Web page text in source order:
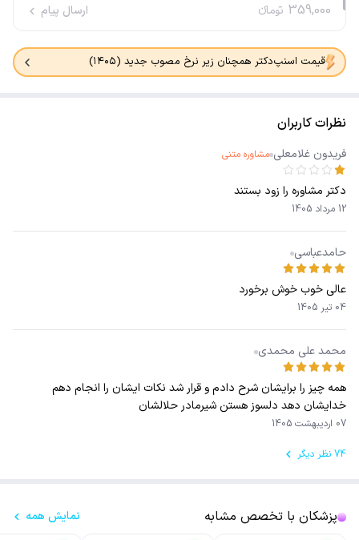
359,000 تومانء ارسال پیام
قیمت اسنپ‌دکتر همچنان زیر نرخ مصوب جدید (۱۴۰۵)
نظرات کاربران
فریدون غلامعلی مشاوره متنی
دکتر مشاوره را زود بستند
12 مرداد 1405
حامدعباسی
عالی خوب خوش برخورد
04 تیر 1405
محمد علی محمدی
همه چیز را برایشان شرح دادم و قرار شد نکات ایشان را انجام دهم
خدایشان دهد دلسوز هستن شیرمادر حلالشان
07 اردیبهشت 1405
74 نظر دیگر
پزشکان با تخصص مشابه نمایش همه